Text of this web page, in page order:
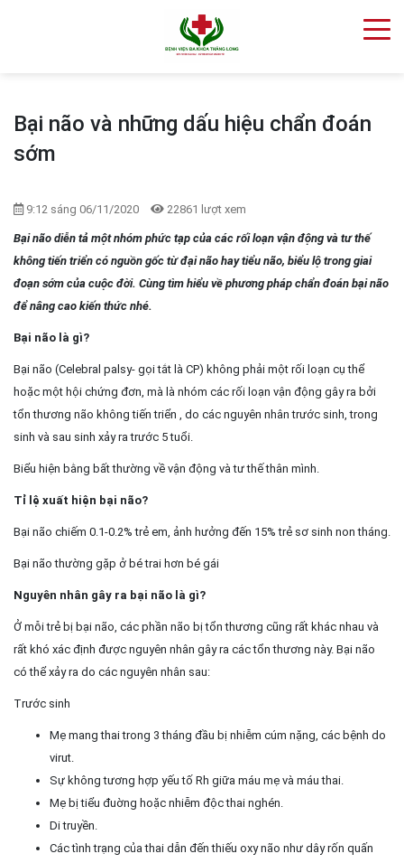
Bại não và những dấu hiệu chẩn đoán
sớm
9:12 sáng 06/11/2020 22861 lượt xem
Bại não diễn tả một nhóm phức tạp của các rối loạn vận động và tư thế
không tiến triển có nguồn gốc từ đại não hay tiểu não, biểu lộ trong giai
đoạn sớm của cuộc đời. Cùng tìm hiểu về phương pháp chẩn đoán bại não
để nâng cao kiến thức nhé.
Bại não là gì?
Bại não (Celebral palsy- gọi tắt là CP) không phải một rối loạn cụ thể
hoặc một hội chứng đơn, mà là nhóm các rối loạn vận động gây ra bởi
tổn thương não không tiến triển , do các nguyên nhân trước sinh, trong
sinh và sau sinh xảy ra trước 5 tuổi.
Biểu hiện bằng bất thường về vận động và tư thế thân mình.
Tỉ lệ xuất hiện bại não?
Bại não chiếm 0.1-0.2% trẻ em, ảnh hưởng đến 15% trẻ sơ sinh non tháng.
Bại não thường gặp ở bé trai hơn bé gái
Nguyên nhân gây ra bại não là gì?
Ở mỗi trẻ bị bại não, các phần não bị tổn thương cũng rất khác nhau và
rất khó xác định được nguyên nhân gây ra các tổn thương này. Bại não
có thể xảy ra do các nguyên nhân sau:
Trước sinh
Mẹ mang thai trong 3 tháng đầu bị nhiễm cúm nặng, các bệnh do
virut.
Sự không tương hợp yếu tố Rh giữa máu mẹ và máu thai.
Mẹ bị tiểu đuờng hoặc nhiễm độc thai nghén.
Di truyền.
Các tình trạng của thai dẫn đến thiếu oxy não như dây rốn quấn